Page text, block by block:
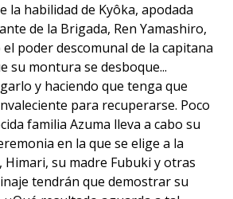
la habilidad de Kyôka, apodada
de la Brigada, Ren Yamashiro,
poder descomunal de la capitana
su montura se desboque...
y haciendo que tenga que
para recuperarse. Poco
familia Azuma lleva a cabo su
en la que se elige a la
Himari, su madre Fubuki y otras
tendrán que demostrar su